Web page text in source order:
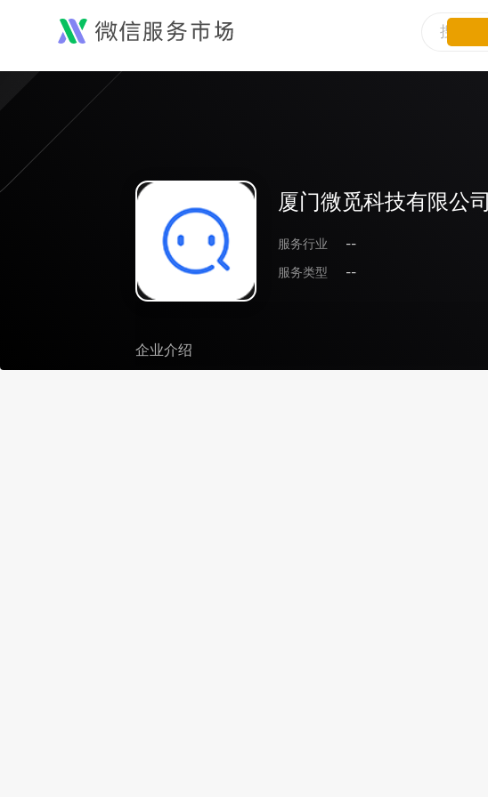
厦门微觅科技有限公司
服务行业
--
服务类型
--
企业介绍